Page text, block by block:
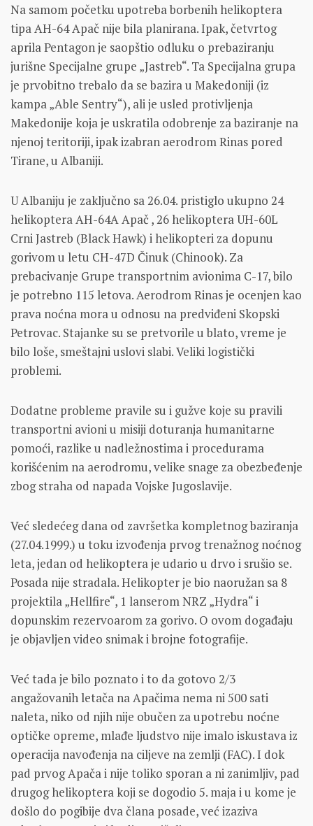
Na samom početku upotreba borbenih helikoptera
tipa AH-64 Apač nije bila planirana. Ipak, četvrtog
aprila Pentagon je saopštio odluku o prebaziranju
jurišne Specijalne grupe „Jastreb“. Ta Specijalna grupa
je prvobitno trebalo da se bazira u Makedoniji (iz
kampa „Able Sentry“), ali je usled protivljenja
Makedonije koja je uskratila odobrenje za baziranje na
njenoj teritoriji, ipak izabran aerodrom Rinas pored
Tirane, u Albaniji.
U Albaniju je zaključno sa 26.04. pristiglo ukupno 24
helikoptera AH-64A Apač , 26 helikoptera UH-60L
Crni Jastreb (Black Hawk) i helikopteri za dopunu
gorivom u letu CH-47D Činuk (Chinook). Za
prebacivanje Grupe transportnim avionima C-17, bilo
je potrebno 115 letova. Aerodrom Rinas je ocenjen kao
prava noćna mora u odnosu na predviđeni Skopski
Petrovac. Stajanke su se pretvorile u blato, vreme je
bilo loše, smeštajni uslovi slabi. Veliki logistički
problemi.
Dodatne probleme pravile su i gužve koje su pravili
transportni avioni u misiji doturanja humanitarne
pomoći, razlike u nadležnostima i procedurama
korišćenim na aerodromu, velike snage za obezbeđenje
zbog straha od napada Vojske Jugoslavije.
Već sledećeg dana od završetka kompletnog baziranja
(27.04.1999.) u toku izvođenja prvog trenažnog noćnog
leta, jedan od helikoptera je udario u drvo i srušio se.
Posada nije stradala. Helikopter je bio naoružan sa 8
projektila „Hellfire“, 1 lanserom NRZ „Hydra“ i
dopunskim rezervoarom za gorivo. O ovom događaju
je objavljen video snimak i brojne fotografije.
Već tada je bilo poznato i to da gotovo 2/3
angažovanih letača na Apačima nema ni 500 sati
naleta, niko od njih nije obučen za upotrebu noćne
optičke opreme, mlađe ljudstvo nije imalo iskustava iz
operacija navođenja na ciljeve na zemlji (FAC). I dok
pad prvog Apača i nije toliko sporan a ni zanimljiv, pad
drugog helikoptera koji se dogodio 5. maja i u kome je
došlo do pogibije dva člana posade, već izaziva